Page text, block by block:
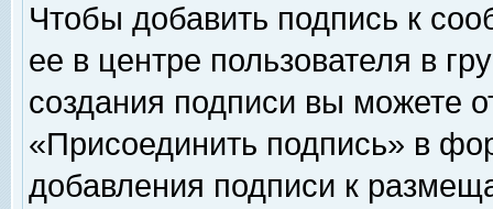
Чтобы добавить подпись к
ее в центре пользователя в
создания подписи вы можете
«Присоединить подпись» в
добавления подписи к